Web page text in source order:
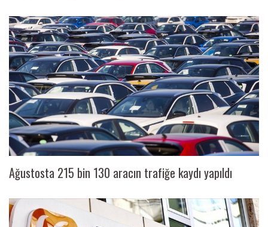
Ağustosta 215 bin 130 aracın trafiğe kaydı yapıldı